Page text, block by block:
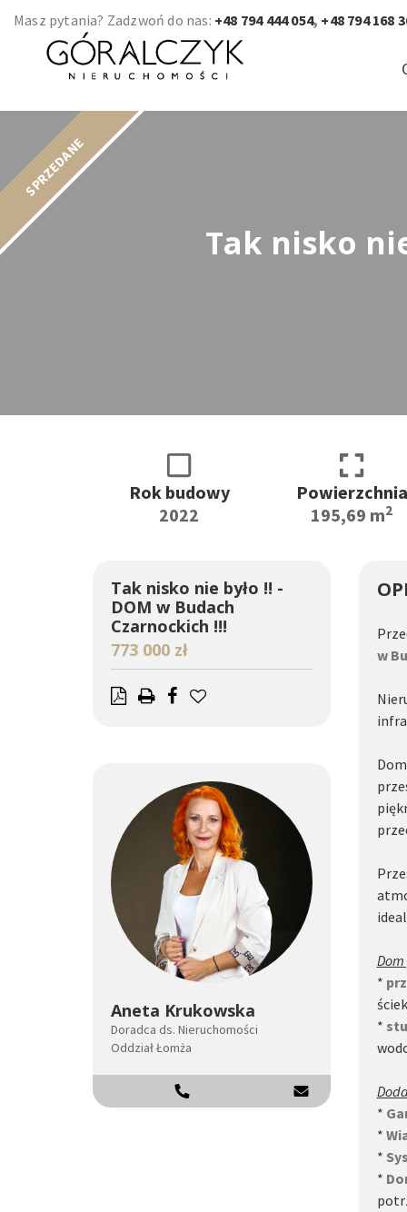
Masz pytania? Zadzwoń do nas: +48 794 444 054, +48 794 168
Tak nisko
SPRZEDANE
Rok budowy
2022
Powierzchnia
195,69 m2
Tak nisko nie było !! -
DOM w Budach
Czarnockich !!!
773 000 zł
Aneta Krukowska
Doradca ds. Nieruchomości
Oddział Łomża
504492952
w
*
*
*
*
*
*